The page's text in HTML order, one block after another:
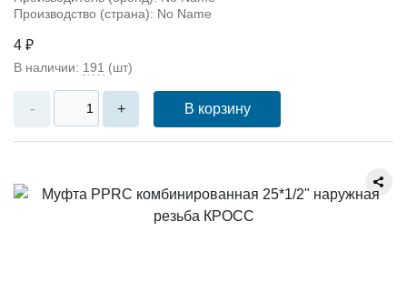
Производство (страна): No Name
4 ₽
В наличии: 191 (шт)
- + В корзину